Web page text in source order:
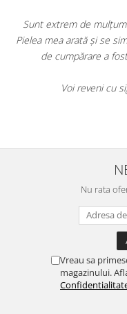
Sunt extrem de
Pielea mea arată și se
de cumpărare a
Voi reveni cu
Nu rata
Vreau sa
magazinului.